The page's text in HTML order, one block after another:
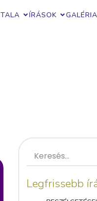
ÍRÁSOK GALÉRIA
Legfrissebb